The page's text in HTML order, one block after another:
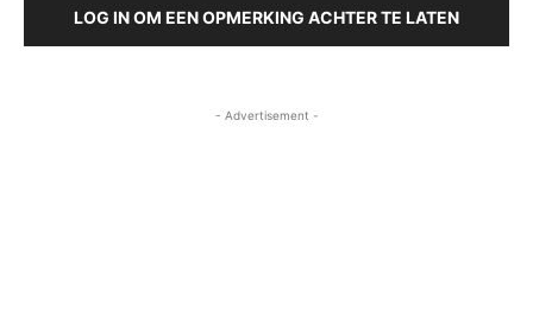
LOG IN OM EEN OPMERKING ACHTER TE LATEN
- Advertisement -